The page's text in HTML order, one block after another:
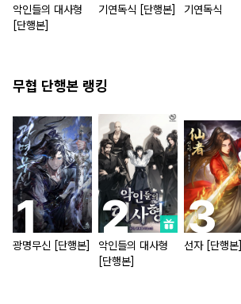
악인들의 대사형
[단행본]
기연독식 [단행본] 기연독식
무협 단행본 랭킹
광명무신 [단행본]
악인들의 대사형
[단행본]
선자 [단행본]